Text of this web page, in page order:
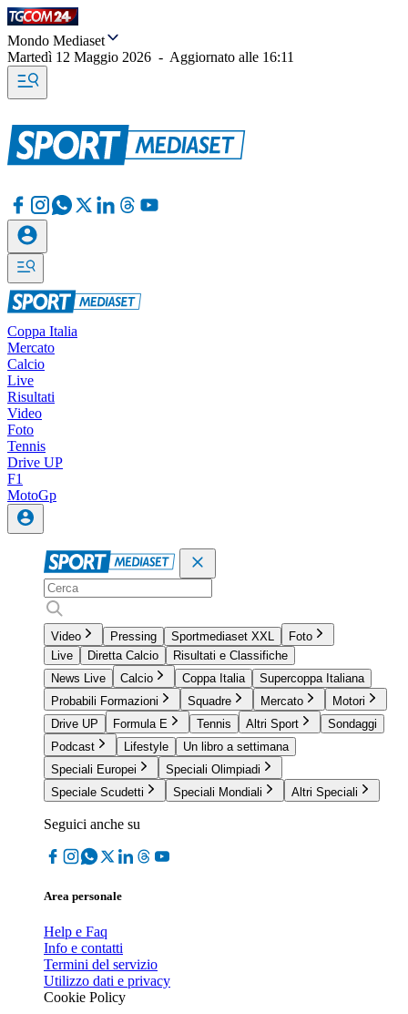
Mondo Mediaset
Martedì 12 Maggio 2026 - Aggiornato alle 16:11
Coppa Italia
Mercato
Calcio
Live
Risultati
Video
Foto
Tennis
Drive UP
F1
MotoGp
Video Pressing Sportmediaset XXL
Foto
Live
Diretta Calcio
Risultati e Classifiche
News Live
Calcio Coppa Italia
Supercoppa Italiana
Probabili Formazioni
Squadre Mercato
Motori
Drive UP
Formula E Tennis Altri Sport
Sondaggi
Podcast
Lifestyle
Un libro a settimana
Speciali Europei
Speciali Olimpiadi
Speciale Scudetti
Speciali Mondiali Altri Speciali
Seguici anche su
Area personale
Help e Faq
Info e contatti
Termini del servizio
Utilizzo dati e privacy
Cookie Policy